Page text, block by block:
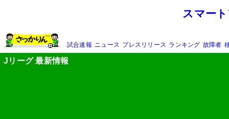
スマー
試合速報 ニュース プレスリリース ランキング 故障者
Jリーグ 最新情報